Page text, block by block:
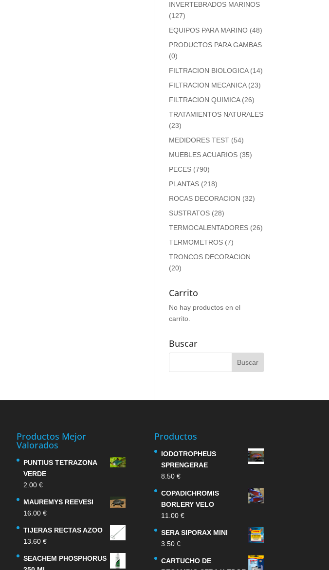
INVERTEBRADOS MARINOS
(127)
EQUIPOS PARA MARINO (48)
PRODUCTOS PARA GAMBAS
(0)
FILTRACION BIOLOGICA (14)
FILTRACION MECANICA (23)
FILTRACION QUIMICA (26)
TRATAMIENTOS NATURALES
(23)
MEDIDORES TEST (54)
MUEBLES ACUARIOS (35)
PECES (790)
PLANTAS (218)
ROCAS DECORACION (32)
SUSTRATOS (28)
TERMOCALENTADORES (26)
TERMOMETROS (7)
TRONCOS DECORACION
(20)
Carrito
No hay productos en el
carrito.
Buscar
Productos Mejor
Valorados
PUNTIUS TETRAZONA
VERDE
2.00 €
MAUREMYS REEVESI
16.00 €
TIJERAS RECTAS AZOO
13.60 €
SEACHEM PHOSPHORUS
Productos
IODOTROPHEUS
SPRENGERAE
8.50€
COPADICHROMIS
BORLERY VELO
11.00€
SERA SIPORAX MINI
3.50€
CARTUCHO DE